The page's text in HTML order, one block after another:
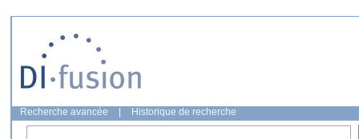
Recherche avancée Historique de recherche